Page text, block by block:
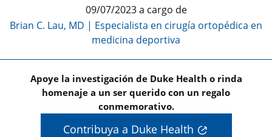
09/07/2023 a cargo de
Brian C. Lau, MD | Especialista en cirugía ortopédica en
medicina deportiva
Apoye la investigación de Duke Health o rinda
homenaje a un ser querido con un regalo
conmemorativo.
Contribuya a Duke Health